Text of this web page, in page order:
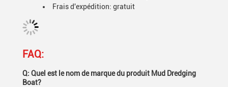
Frais d'expédition: gratuit
FAQ:
Q: Quel est le nom de marque du produit Mud Dredging
Boat?